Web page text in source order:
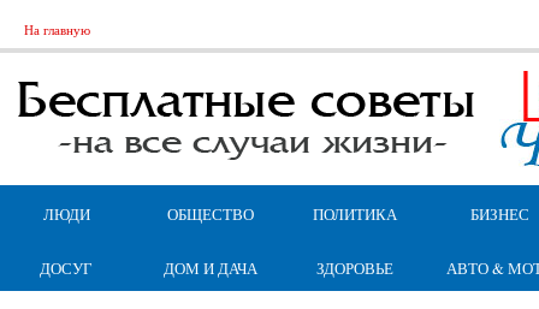
На главную
ЛЮДИ ОБЩЕСТВО ПОЛИТИКА БИЗНЕС
ДОСУГ ДОМ И ДАЧА ЗДОРОВЬЕ АВТО &